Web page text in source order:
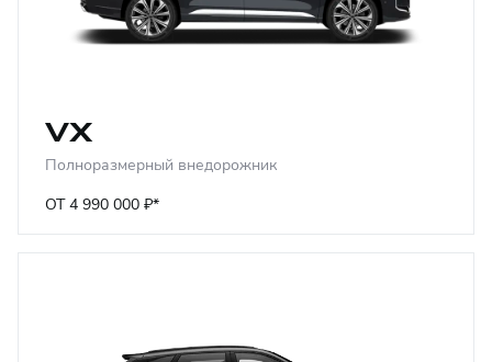
VX
Полноразмерный внедорожник
ОТ 4 990 000 ₽*